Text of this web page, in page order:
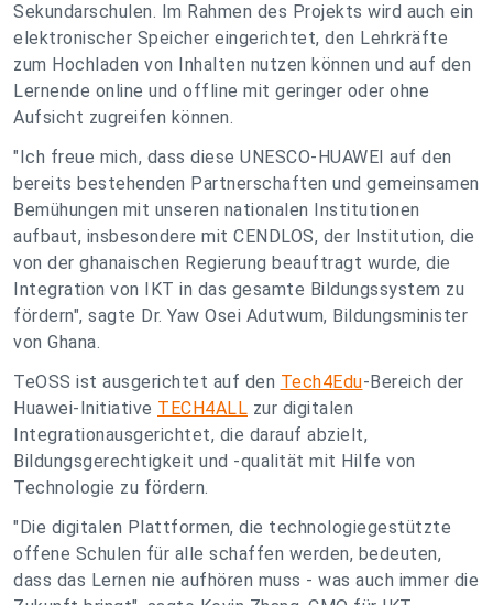
Sekundarschulen. Im Rahmen des Projekts wird auch ein
elektronischer Speicher eingerichtet, den Lehrkräfte
zum Hochladen von Inhalten nutzen können und auf den
Lernende online und offline mit geringer oder ohne
Aufsicht zugreifen können.
"Ich freue mich, dass diese UNESCO-HUAWEI auf den
bereits bestehenden Partnerschaften und gemeinsamen
Bemühungen mit unseren nationalen Institutionen
aufbaut, insbesondere mit CENDLOS, der Institution, die
von der ghanaischen Regierung beauftragt wurde, die
Integration von IKT in das gesamte Bildungssystem zu
fördern", sagte Dr. Yaw Osei Adutwum, Bildungsminister
von Ghana.
TeOSS ist ausgerichtet auf den Tech4Edu-Bereich der
Huawei-Initiative TECH4ALL zur digitalen
Integrationausgerichtet, die darauf abzielt,
Bildungsgerechtigkeit und -qualität mit Hilfe von
Technologie zu fördern.
"Die digitalen Plattformen, die technologiegestützte
offene Schulen für alle schaffen werden, bedeuten,
dass das Lernen nie aufhören muss - was auch immer die